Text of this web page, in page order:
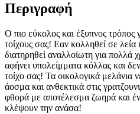
Περιγραφή
Ο πιο εύκολος και έξυπνος τρόπος
τοίχους σας! Εαν κολληθεί σε
διατηρηθεί αναλλοίωτη για πολλά
αφήνει υπολείμματα κόλλας και
τοίχο σας! Τα οικολογικά μελάνια
άοσμα και ανθεκτικά στις
φθορά με αποτέλεσμα ζωηρά και
κλέψουν την ανάσα!